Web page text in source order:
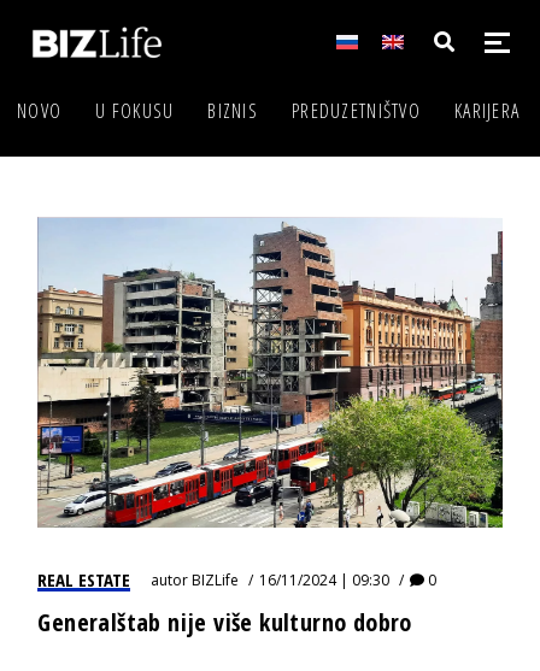
NOVO U FOKUSU BIZNIS PREDUZETNIŠTVO KARIJERA
REAL ESTATE autorBIZLife 16/11/2024 | 09:30 0
Generalštab nije više kulturno dobro